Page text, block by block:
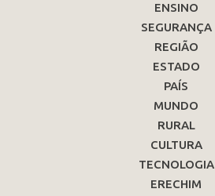
ENSINO
SEGURANÇA
REGIÃO
ESTADO
PAÍS
MUNDO
RURAL
CULTURA
TECNOLOGIA
ERECHIM